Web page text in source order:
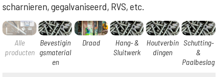
scharnieren, gegalvaniseerd, RVS, etc.
Alle
producten
Bevestigin
gsmaterial
en
Draad
Hang- &
Sluitwerk
Houtverbin
dingen
Schutting-
&
Paalbeslag